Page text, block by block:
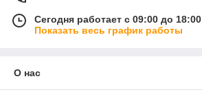
Сегодня работает с 09:00 до 18:00
Показать весь график работы
О нас